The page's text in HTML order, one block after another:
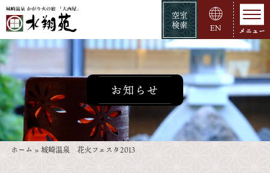
空室
検索
EN
お知らせ
ホーム » 城崎温泉 花火フェスタ2013